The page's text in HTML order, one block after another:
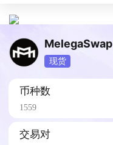
MelegaSwap
现货
币种数
1559
交易对